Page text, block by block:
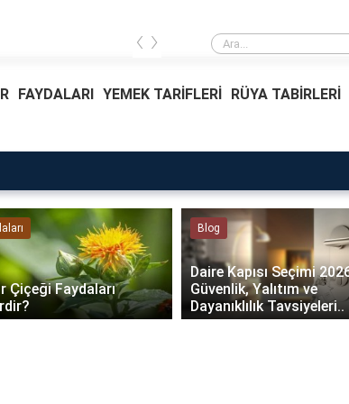
Rüyada Ablamı Görmek Ne
‹ ›
FAYDALARI YEMEK TARİFLERİ RÜYA TABİRLERİ
Kapısı Seçimi 2026:
Yalıtım ve
Tavsiyeleri..
Rüya Tabirleri
Rüyada Ablamı Görmek
Anlama Geliyor?